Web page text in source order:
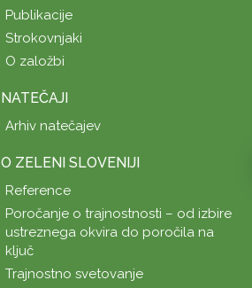
Publikacije
Strokovnjaki
O založbi
NATEČAJI
Arhiv natečajev
O ZELENI SLOVENIJI
Reference
Poročanje o trajnostnosti – od izbire
ustreznega okvira do poročila na
ključ
Trajnostno svetovanje